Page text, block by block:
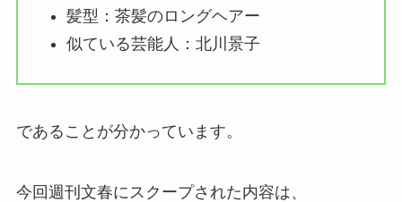
髪型：茶髪のロングヘアー
似ている芸能人：北川景子
であることが分かっています。
今回週刊文春にスクープされた内容は、